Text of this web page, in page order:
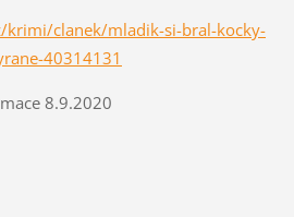
clanek/mladik-si-bral-kocky-
40314131
8.9.2020